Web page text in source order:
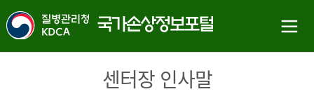
센터장 인사말